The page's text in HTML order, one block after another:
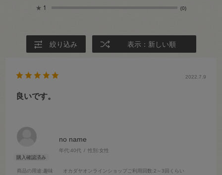
★ 1 (0)
絞り込み 表示：新しい順
no name
年代:40代 性別:女性
商品の用途:趣味 オカダヤオンラインショップご利用回数:2～3回くらい
2022.7.9
良いです。